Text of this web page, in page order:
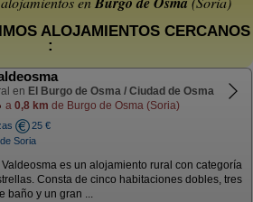
ALOJAMIENTOS CERCANOS
:
en El Burgo de Osma / Ciudad de Osma
a 0,8 km de Burgo de Osma (Soria)
25 €
Soria
es un alojamiento rural con categoría
Consta de cinco habitaciones dobles, tres
baño y un gran ...